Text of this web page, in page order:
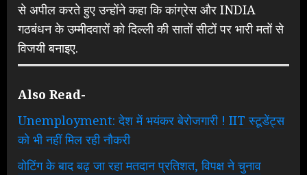
से अपील करते हुए उन्होंने कहा कि कांग्रेस और INDIA
गठबंधन के उम्मीदवारों को दिल्ली की सातों सीटों पर भारी मतों से
विजयी बनाइए.
Also Read-
Unemployment: देश में भयंकर बेरोजगारी ! IIT स्टूडेंट्स
को भी नहीं मिल रही नौकरी
वोटिंग के बाद बढ़ जा रहा मतदान प्रतिशत, विपक्ष ने चुनाव